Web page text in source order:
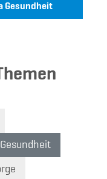
Gesundheit
Gesundheit